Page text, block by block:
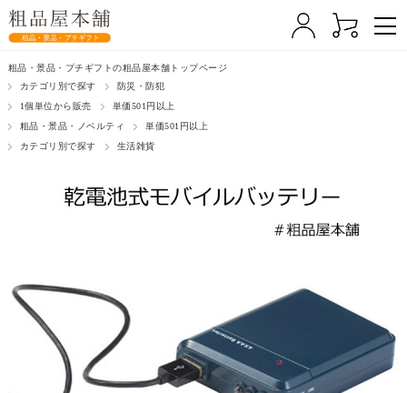
粗品・景品・プチギフトの粗品屋本舗トップページ
カテゴリ別で探す
防災・防犯
1個単位から販売
単価501円以上
粗品・景品・ノベルティ
単価501円以上
カテゴリ別で探す
生活雑貨